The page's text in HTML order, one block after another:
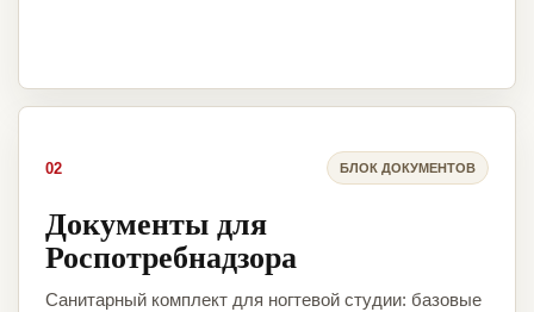
02 БЛОК ДОКУМЕНТОВ
Документы для
Роспотребнадзора
Санитарный комплект для ногтевой студии: базовые